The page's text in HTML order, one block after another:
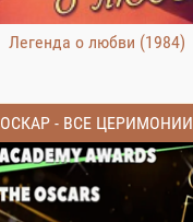
Легенда о любви (1984)
ОСКАР - ВСЕ ЦЕРИМОНИИ